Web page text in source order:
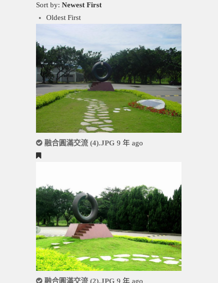
Sort by: Newest First
Oldest First
融合圓滿交流 (4).JPG 9 年 ago
融合圓滿交流 (2).JPG 9 年 ago